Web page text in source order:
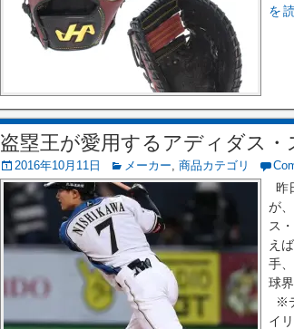
を
盗塁王が愛用するアディダス・
2016年10月11日 メーカー, 商品カテゴリ
昨
が
ス
え
手
球
※
イ